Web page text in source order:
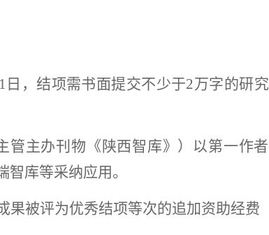
日，结项需书面提交不少于2万字的研
管主办刊物《陕西智库》 ） 以第一作
库等采纳应用。
果被评为优秀结项等次的追加资助经费